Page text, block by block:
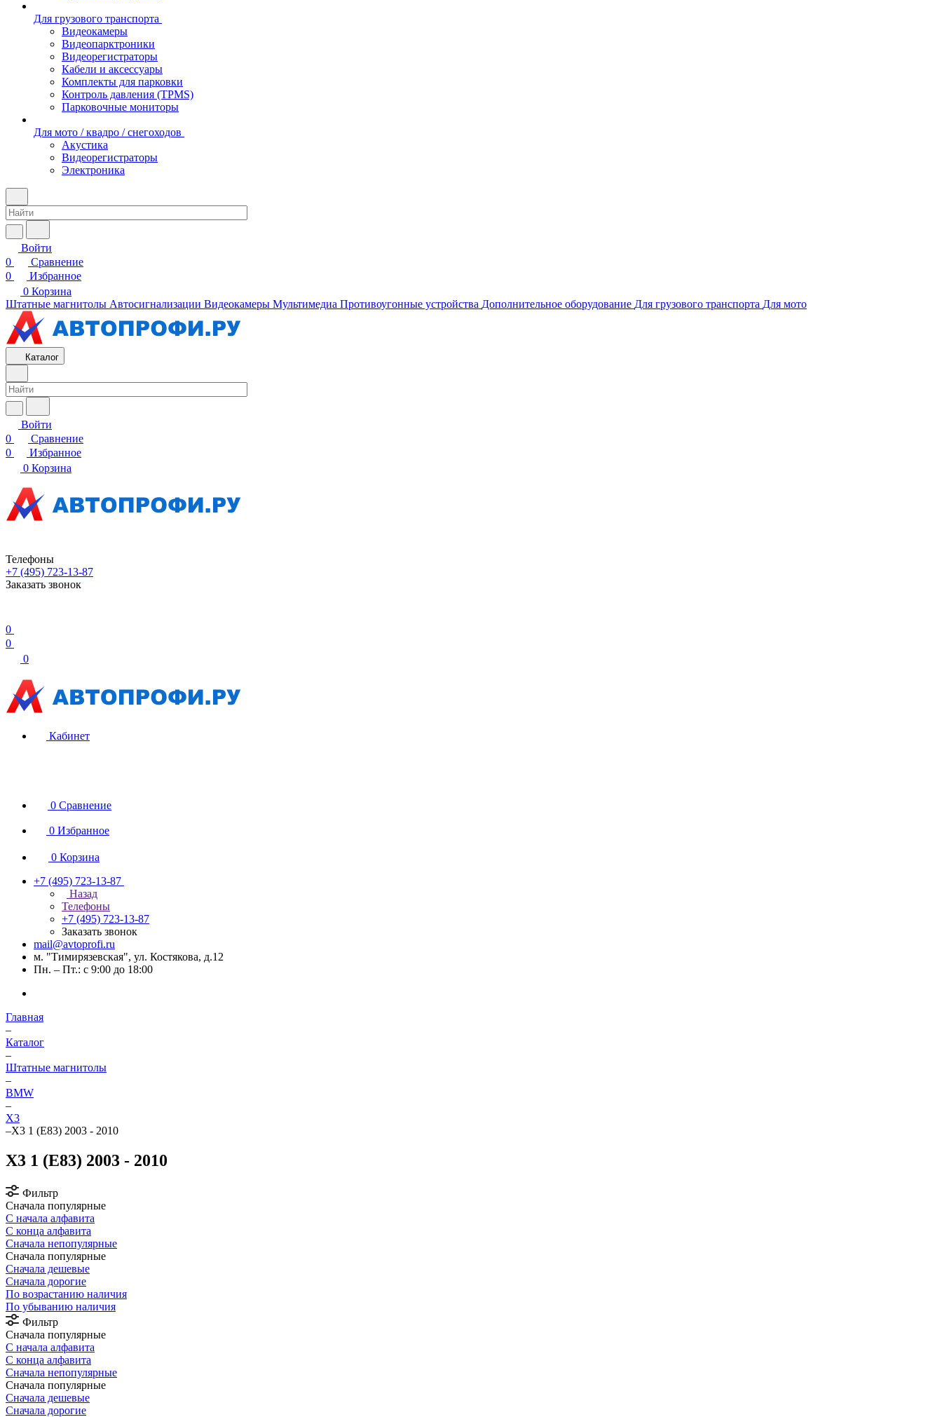
Для грузового транспорта
Видеокамеры
Видеопарктроники
Видеорегистраторы
Кабели и аксессуары
Комплекты для парковки
Контроль давления (TPMS)
Парковочные мониторы
Для мото / квадро / снегоходов
Акустика
Видеорегистраторы
Электроника
Войти
0
Сравнение
0
Избранное
0 Корзина
Штатные магнитолы Автосигнализации Видеокамеры Мультимедиа Противоугонные устройства Дополнительное оборудование Для грузового транспорта Для мото
Каталог
Войти
0
Сравнение
0
Избранное
0 Корзина
Телефоны
+7 (495) 723-13-87
Заказать звонок
0
0
0
Кабинет
0 Сравнение
0 Избранное
0 Корзина
+7 (495) 723-13-87
Назад
Телефоны
+7 (495) 723-13-87
Заказать звонок
mail@avtoprofi.ru
м. "Тимирязевская", ул. Костякова, д.12
Пн. – Пт.: с 9:00 до 18:00
Главная
–
Каталог
–
Штатные магнитолы
–
BMW
–
X3
–X3 1 (E83) 2003 - 2010
X3 1 (E83) 2003 - 2010
Фильтр
Сначала популярные
С начала алфавита
С конца алфавита
Сначала непопулярные
Сначала популярные
Сначала дешевые
Сначала дорогие
По возрастанию наличия
По убыванию наличия
Фильтр
Сначала популярные
С начала алфавита
С конца алфавита
Сначала непопулярные
Сначала популярные
Сначала дешевые
Сначала дорогие